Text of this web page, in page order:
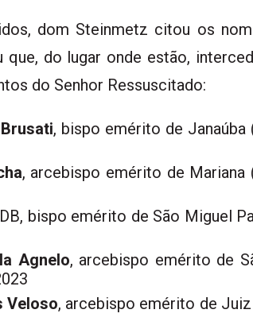
dom Steinmetz citou os
do lugar onde estão,
do Senhor Ressuscitado:
, bispo emérito de Janaúba
, arcebispo emérito de Mariana
bispo emérito de São Miguel
Agnelo, arcebispo emérito de
Veloso, arcebispo emérito de